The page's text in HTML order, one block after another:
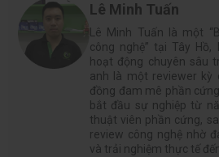
Lê Minh Tuấn
Lê Minh Tuấn là một
công nghệ” tại Tây
hoạt động chuyên sâu
anh là một reviewer kỳ
đồng đam mê phần
bắt đầu sự nghiệp từ
thuật viên phần cứng,
review công nghệ nhờ
và trải nghiệm thực tế